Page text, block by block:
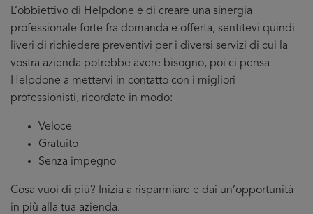
L’obbiettivo di Helpdone è di creare una sinergia
professionale forte fra domanda e offerta, sentitevi quindi
liveri di richiedere preventivi per i diversi servizi di cui la
vostra azienda potrebbe avere bisogno, poi ci pensa
Helpdone a mettervi in contatto con i migliori
professionisti, ricordate in modo:
Veloce
Gratuito
Senza impegno
Cosa vuoi di più? Inizia a risparmiare e dai un’opportunità
in più alla tua azienda.